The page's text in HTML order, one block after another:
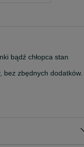
bądź chłopca stan
bez zbędnych dodatków.